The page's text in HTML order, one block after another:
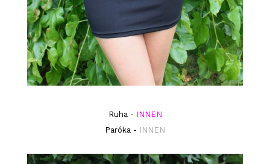
Ruha - INNEN
Paróka - INNEN